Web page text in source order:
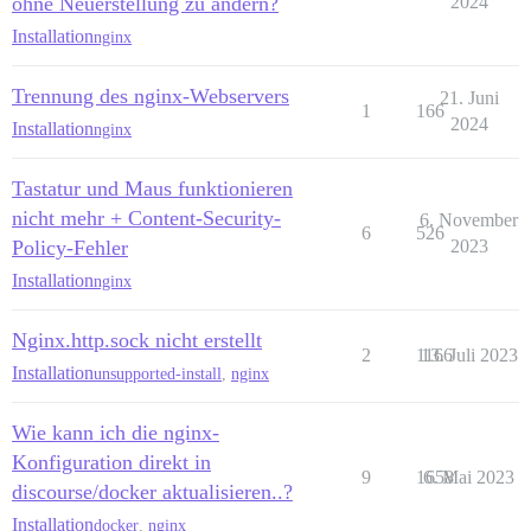
Installationnginx
Trennung des nginx-Webservers
Installationnginx
1 166
21. Juni
2024
Tastatur und Maus funktionieren
nicht mehr + Content-Security-
Policy-Fehler
Installationnginx
6 526
6. November
2023
Nginx.http.sock nicht erstellt
Installationunsupported-install nginx
2 1166
13. Juli 2023
Wie kann ich die nginx-
Konfiguration direkt in
discourse/docker aktualisieren..?
Installationdocker nginx
9 1658
6. Mai 2023